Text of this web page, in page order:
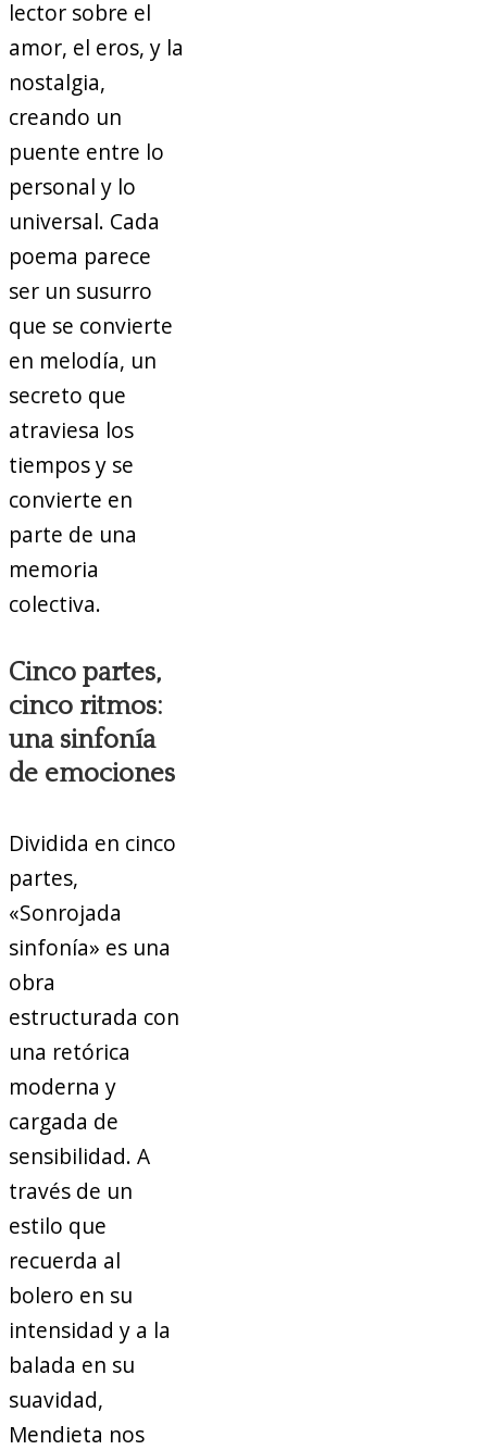
lector sobre el
amor, el eros, y la
nostalgia,
creando un
puente entre lo
personal y lo
universal. Cada
poema parece
ser un susurro
que se convierte
en melodía, un
secreto que
atraviesa los
tiempos y se
convierte en
parte de una
memoria
colectiva.
Cinco partes,
cinco ritmos:
una sinfonía
de emociones
Dividida en cinco
partes,
«Sonrojada
sinfonía» es una
obra
estructurada con
una retórica
moderna y
cargada de
sensibilidad. A
través de un
estilo que
recuerda al
bolero en su
intensidad y a la
balada en su
suavidad,
Mendieta nos